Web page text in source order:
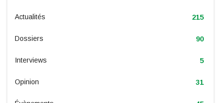
Actualités 215
Dossiers 90
Interviews 5
Opinion 31